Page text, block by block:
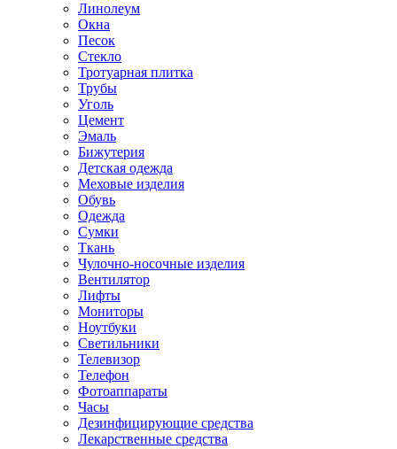
Линолеум
Окна
Песок
Стекло
Тротуарная плитка
Трубы
Уголь
Цемент
Эмаль
Бижутерия
Детская одежда
Меховые изделия
Обувь
Одежда
Сумки
Ткань
Чулочно-носочные изделия
Вентилятор
Лифты
Мониторы
Ноутбуки
Светильники
Телевизор
Телефон
Фотоаппараты
Часы
Дезинфицирующие средства
Лекарственные средства